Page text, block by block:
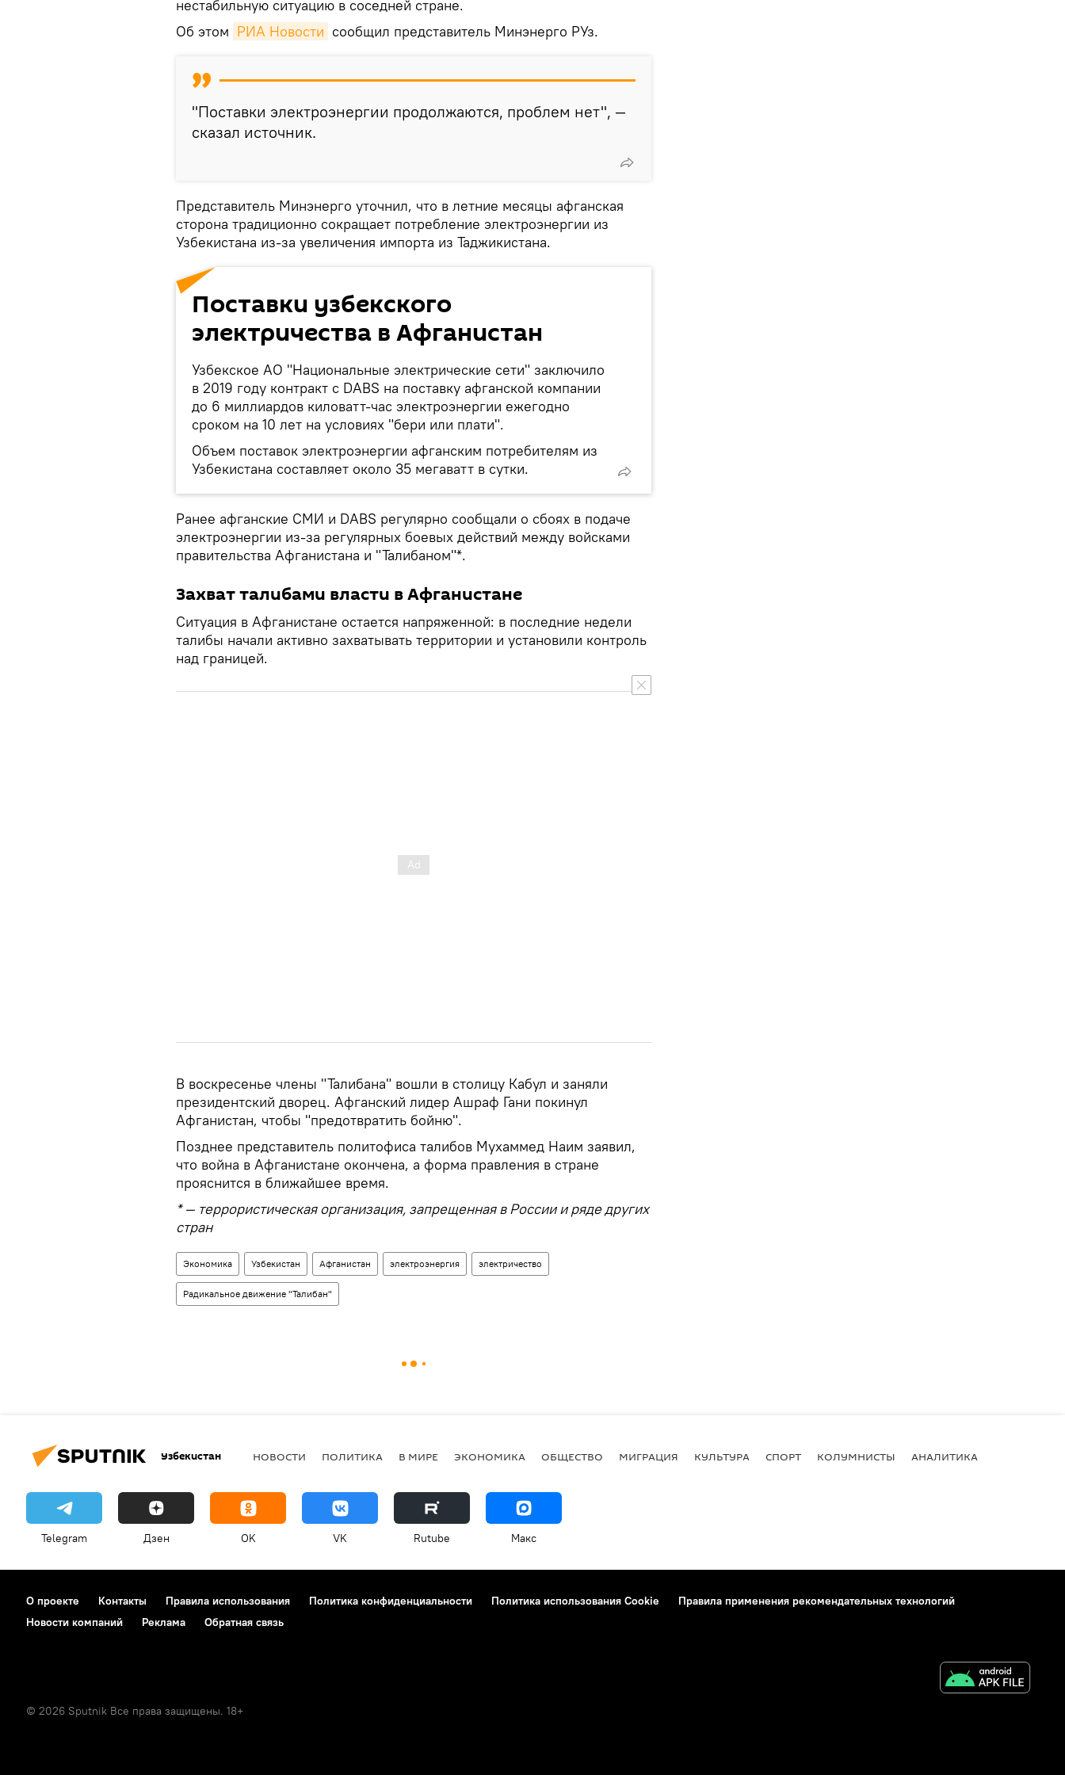
нестабильную ситуацию в соседней стране.
Об этом РИА Новости сообщил представитель Минэнерго РУз.
"Поставки электроэнергии продолжаются, проблем нет", —
сказал источник.
Представитель Минэнерго уточнил, что в летние месяцы афганская
сторона традиционно сокращает потребление электроэнергии из
Узбекистана из-за увеличения импорта из Таджикистана.
Поставки узбекского
электричества в Афганистан
Узбекское АО "Национальные электрические сети" заключило
в 2019 году контракт с DABS на поставку афганской компании
до 6 миллиардов киловатт-час электроэнергии ежегодно
сроком на 10 лет на условиях "бери или плати".
Объем поставок электроэнергии афганским потребителям из
Узбекистана составляет около 35 мегаватт в сутки.
Ранее афганские СМИ и DABS регулярно сообщали о сбоях в подаче
электроэнергии из-за регулярных боевых действий между войсками
правительства Афганистана и "Талибаном"*.
Захват талибами власти в Афганистане
Ситуация в Афганистане остается напряженной: в последние недели
талибы начали активно захватывать территории и установили контроль
над границей.
В воскресенье члены "Талибана" вошли в столицу Кабул и заняли
президентский дворец. Афганский лидер Ашраф Гани покинул
Афганистан, чтобы "предотвратить бойню".
Позднее представитель политофиса талибов Мухаммед Наим заявил,
что война в Афганистане окончена, а форма правления в стране
прояснится в ближайшее время.
* — террористическая организация, запрещенная в России и ряде других
стран
Экономика Узбекистан Афганистан электроэнергия электричество
Радикальное движение "Талибан"
Узбекистан НОВОСТИ ПОЛИТИКА В МИРЕ ЭКОНОМИКА ОБЩЕСТВО МИГРАЦИЯ КУЛЬТУРА СПОРТ КОЛУМНИСТЫ АНАЛИТИКА
Telegram Дзен OK VK Rutube Макс
О проекте Контакты Правила использования Политика конфиденциальности Политика использования Cookie
Правила применения рекомендательных технологий
Новости компаний
Реклама Обратная связь
© 2026 Sputnik Все права защищены. 18+